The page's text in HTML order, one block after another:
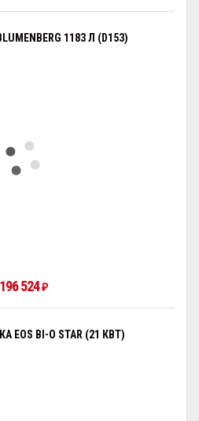
1183 Л (D153)
196 524₽
EOS BI-O STAR (21 КВТ)